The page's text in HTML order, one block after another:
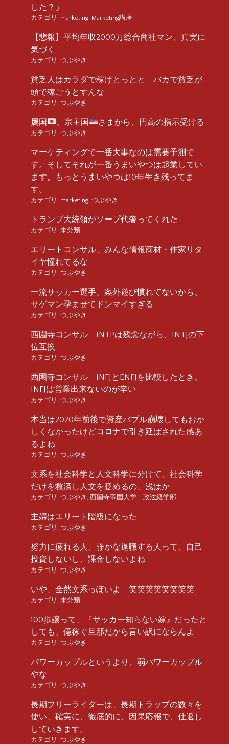
した？」
カテゴリ: marketing Marketing講座
【悲報】平均年収2000万総合商社マン、真実に
気づく
カテゴリ: つぶやき
貧乏人はカラダで稼げとっとと バカで貧乏が
頭で稼ごうとすんな
カテゴリ: つぶやき
属国 、宗主国 さまから、円高の指示受ける
カテゴリ: つぶやき
マーケティングで一番大事なのは需要予測で
す。そしてそれが一番うまいやつは起業してい
ます。もっとうまいやつは10年生き残ってま
す。
カテゴリ: marketing つぶやき
トランプ大統領がソープ代奢ってくれた
カテゴリ: 未分類
エリートコンサル、みんな情報商材・作家リタ
イヤ憧れてるな
カテゴリ: つぶやき
一流サッカー選手、案外遊び慣れてないから、
サゲマン孕ませてドンマイすぎる
カテゴリ: つぶやき
西園寺コンサル INTPは残念ながら、INTJの下
位互換
カテゴリ: つぶやき
西園寺コンサル INFJとENFJを比較したとき、
INFJは営業出来ないのが辛い
カテゴリ: つぶやき
本当は2020年前後で資産バブル崩壊してもおか
しくなかったけどコロナで引き延ばされた感あ
るよね
カテゴリ: つぶやき
文系を社会科学と人文科学に分けて、社会科学
だけを救済し人文を貶めるの、浅はか
カテゴリ: つぶやき 西園寺帝国大学 政法経学部
主婦はエリート階級になった
カテゴリ: つぶやき
努力に疲れる人、静かな退職する人って、自己
投資しないし、課金しないよね
カテゴリ: つぶやき
いや、全然文系っぽいよ 笑笑笑笑笑笑笑笑
カテゴリ: 未分類
100歩譲って、『サッカー知らない嫁』だったと
しても、億稼ぐ旦那だから言い訳にならんよ
カテゴリ: つぶやき
パワーカップルというより、弱パワーカップル
やな
カテゴリ: つぶやき
長期フリーライダーは、長期トラップの数々を
使い、確実に、徹底的に、因果応報で、仕返し
していきます。
カテゴリ: つぶやき